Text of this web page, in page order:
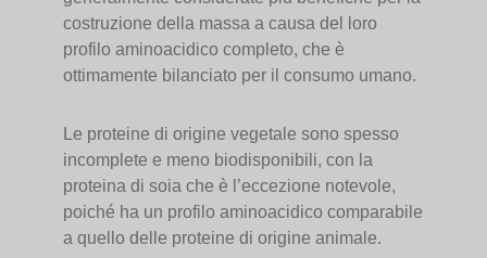
costruzione della massa a causa del loro
profilo aminoacidico completo, che è
ottimamente bilanciato per il consumo umano.
Le proteine di origine vegetale sono spesso
incomplete e meno biodisponibili, con la
proteina di soia che è l’eccezione notevole,
poiché ha un profilo aminoacidico comparabile
a quello delle proteine di origine animale.